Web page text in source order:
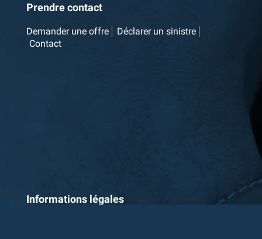
Prendre contact
Demander une offre
Déclarer un sinistre
Contact
Informations légales